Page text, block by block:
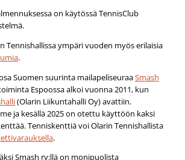
on käytössä TennisClub
Tennishallissa ympäri vuoden myös erilaisia
.
Suomen suurinta mailapeliseuraaSmash
Espoossa alkoi vuonna 2011, kun
(Olarin Liikuntahalli Oy) avattiin.
ja kesällä 2025 on otettu käyttöön kaksi
Tenniskenttiä voi Olarin Tennishallista
.
Smash ry:llä on monipuolista